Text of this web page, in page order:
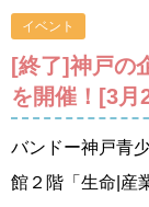
イベント
[終了]神戸の
を開催！[3月
バンドー神戸青
館２階「生命|産